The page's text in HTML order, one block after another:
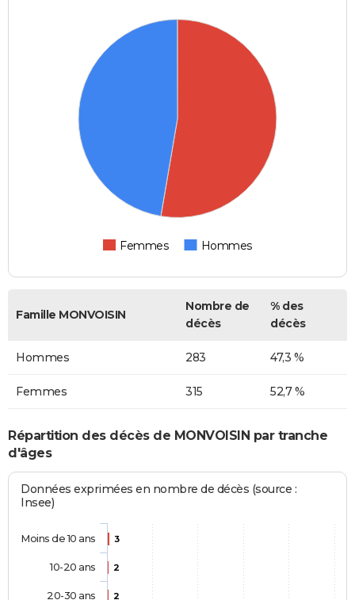
Femmes Hommes
Famille MONVOISIN
Nombre de
décès
% des
décès
Hommes 283 47,3 %
Femmes 315 52,7 %
Répartition des décès de MONVOISIN par tranche
d'âges
Données exprimées en nombre de décès (source :
Insee)
3
2
2
Moins de 10 ans
10-20 ans
20-30 ans